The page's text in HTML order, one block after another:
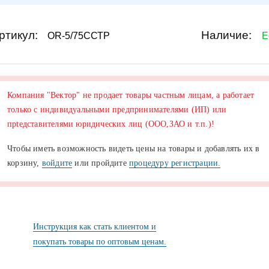
OR-5/75ССТР Наличие:
Компания "Вектор" не продает товары частным лицам, а работает
только с индивидуальными предпринимателями (ИП) или
прtедставителями юридических лиц (ООО,ЗАО и т.п.)!
Чтобы иметь возможность видеть цены на товары и добавлять их в
корзину, войдите или пройдитепроцедуру регистрации.
Инструкция как стать клиентом и
покупать товары по оптовым ценам.